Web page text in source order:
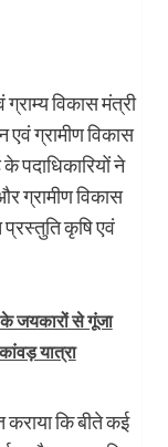
विकास मंत्री
ग्रामीण विकास
पदाधिकारियों ने
ग्रामीण विकास
कृषि एवं
जयकारों से गूंजा
यात्रा
कि बीते कई